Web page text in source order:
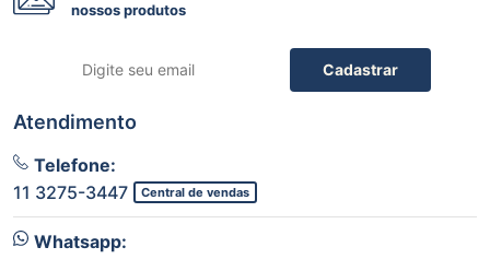
nossos produtos
Cadastrar
Atendimento
Telefone:
11 3275-3447
Central de vendas
Whatsapp: